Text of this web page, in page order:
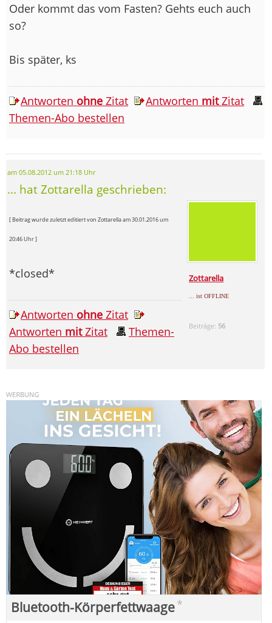
Oder kommt das vom Fasten? Gehts euch auch
so?
Bis später, ks
Antworten ohne Zitat Antworten mitZitat
Themen-Abo bestellen
am 05.08.2012 um 21:18 Uhr
... hat Zottarella geschrieben:
Zottarella
... ist OFFLINE
Beiträge: 56
[ Beitrag wurde zuletzt editiert von Zottarella am 30.01.2016 um
20:46 Uhr ]
*closed*
Antworten ohne Zitat
Antworten mitZitat
Themen-
Abo bestellen
Bluetooth-Körperfettwaage*